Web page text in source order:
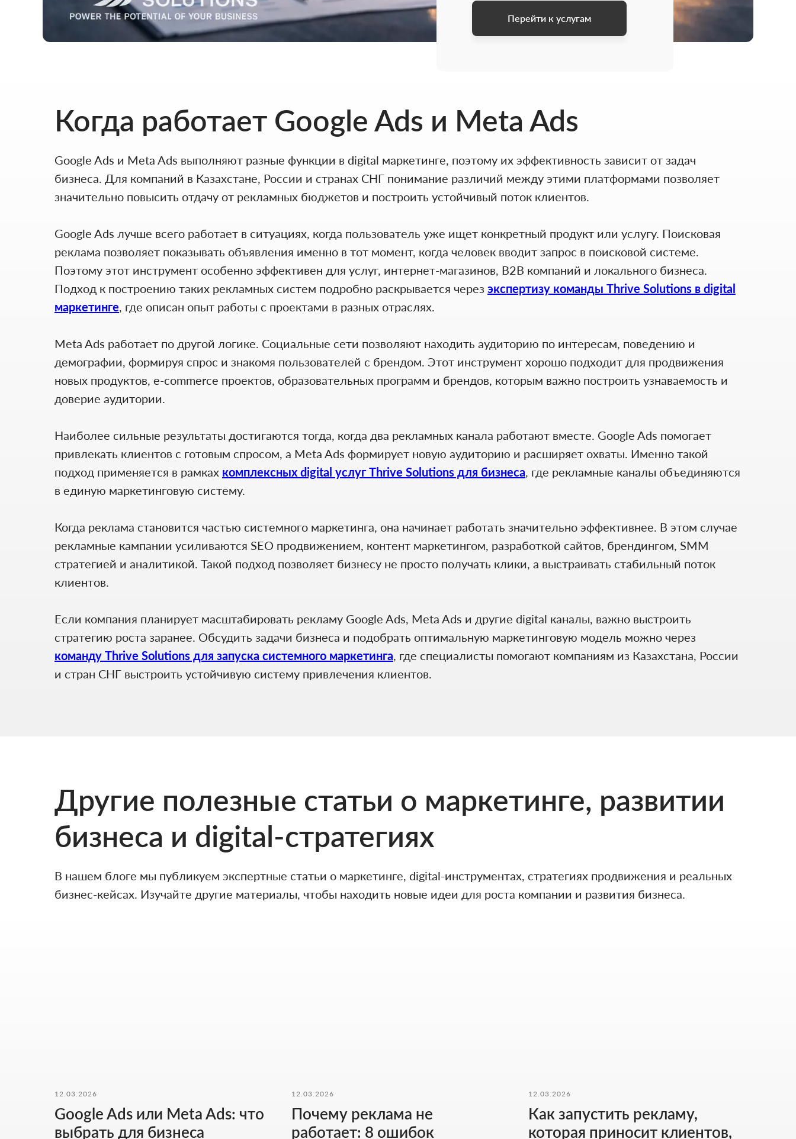
Перейти к услугам
Когда работает Google Ads и Meta Ads
Google Ads и Meta Ads выполняют разные функции в digital маркетинге, поэтому их эффективность зависит от задач
бизнеса. Для компаний в Казахстане, России и странах СНГ понимание различий между этими платформами позволяет
значительно повысить отдачу от рекламных бюджетов и построить устойчивый поток клиентов.
Google Ads лучше всего работает в ситуациях, когда пользователь уже ищет конкретный продукт или услугу. Поисковая
реклама позволяет показывать объявления именно в тот момент, когда человек вводит запрос в поисковой системе.
Поэтому этот инструмент особенно эффективен для услуг, интернет-магазинов, B2B компаний и локального бизнеса.
Подход к построению таких рекламных систем подробно раскрывается через экспертизу команды Thrive Solutions в digital
маркетинге , где описан опыт работы с проектами в разных отраслях.
Meta Ads работает по другой логике. Социальные сети позволяют находить аудиторию по интересам, поведению и
демографии, формируя спрос и знакомя пользователей с брендом. Этот инструмент хорошо подходит для продвижения
новых продуктов, e-commerce проектов, образовательных программ и брендов, которым важно построить узнаваемость и
доверие аудитории.
Наиболее сильные результаты достигаются тогда, когда два рекламных канала работают вместе. Google Ads помогает
привлекать клиентов с готовым спросом, а Meta Ads формирует новую аудиторию и расширяет охваты. Именно такой
подход применяется в рамках комплексных digital услуг Thrive Solutions для бизнеса , где рекламные каналы объединяются
в единую маркетинговую систему.
Когда реклама становится частью системного маркетинга, она начинает работать значительно эффективнее. В этом случае
рекламные кампании усиливаются SEO продвижением, контент маркетингом, разработкой сайтов, брендингом, SMM
стратегией и аналитикой. Такой подход позволяет бизнесу не просто получать клики, а выстраивать стабильный поток
клиентов.
Если компания планирует масштабировать рекламу Google Ads, Meta Ads и другие digital каналы, важно выстроить
стратегию роста заранее. Обсудить задачи бизнеса и подобрать оптимальную маркетинговую модель можно через
команду Thrive Solutions для запуска системного маркетинга , где специалисты помогают компаниям из Казахстана, России
и стран СНГ выстроить устойчивую систему привлечения клиентов.
Другие полезные статьи о маркетинге, развитии
бизнеса и digital-стратегиях
В нашем блоге мы публикуем экспертные статьи о маркетинге, digital-инструментах, стратегиях продвижения и реальных
бизнес-кейсах. Изучайте другие материалы, чтобы находить новые идеи для роста компании и развития бизнеса.
12.03.2026
Google Ads или Meta Ads: что
выбрать для бизнеса
12.03.2026
Почему реклама не
работает: 8 ошибок
12.03.2026
Как запустить рекламу,
которая приносит клиентов,
Оставьте контакты - дальше мы разберём ваш запрос и
предложим решение, которое действительно работает.
Мы ценим ваше время. Поэтому здесь - только то, что
действительно помогает начать работу без лишних
действий.